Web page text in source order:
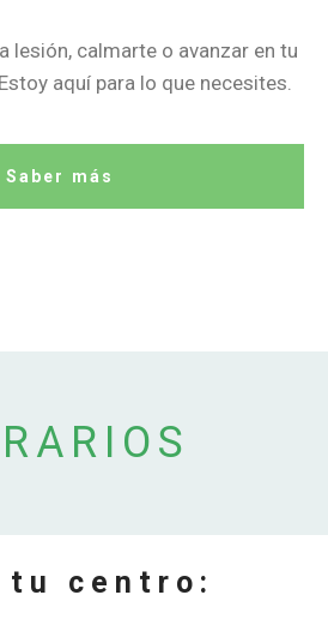
lesión, calmarte o avanzar en tu
aquí para lo que necesites.
Saber más
tu centro: